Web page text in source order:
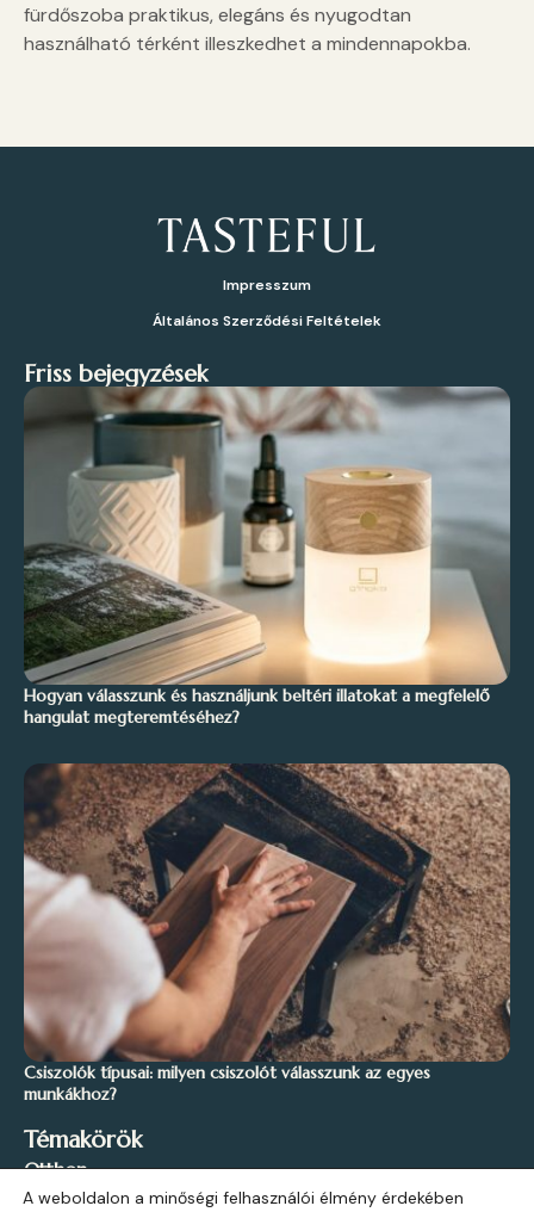
fürdőszoba praktikus, elegáns és nyugodtan
használható térként illeszkedhet a mindennapokba.
Impresszum
Általános Szerződési Feltételek
Friss bejegyzések
Hogyan válasszunk és használjunk beltéri illatokat a megfelelő
hangulat megteremtéséhez?
Csiszolók típusai: milyen csiszolót válasszunk az egyes
munkákhoz?
Témakörök
Otthon
Stílus és Inspiráció
A weboldalon a minőségi felhasználói élmény érdekében